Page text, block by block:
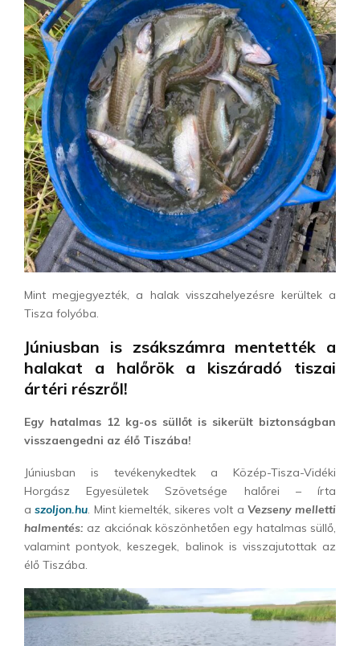
Mint megjegyezték, a halak visszahelyezésre kerültek a
Tisza folyóba.
Júniusban is zsákszámra mentették a
halakat a halőrök a kiszáradó tiszai
ártéri részről!
Egy hatalmas 12 kg-os süllőt is sikerült biztonságban
visszaengedni az élő Tiszába!
Júniusban is tevékenykedtek a Közép-Tisza-Vidéki
Horgász Egyesületek Szövetsége halőrei – írta
aszoljon.hu. Mint kiemelték, sikeres volt a Vezseny melletti
halmentés: az akciónak köszönhetően egy hatalmas süllő,
valamint pontyok, keszegek, balinok is visszajutottak az
élő Tiszába.